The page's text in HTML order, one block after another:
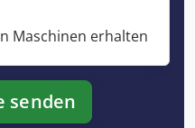
Maschinen erhalten
senden